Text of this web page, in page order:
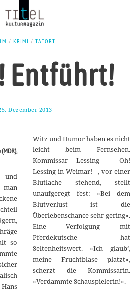
/ KRIMI / TATORT
Entführt!
Dezember 2013
b
a
r
2
0
1
4
man
so
Witz und Humor haben es nicht
leicht beim Fernsehen.
Kommissar Lessing – Oh!
Lessing in Weimar! –, vor einer
Blutlache stehend, stellt
unaufgeregt fest: »Bei dem
Blutverlust ist die
Überlebenschance sehr gering«.
Eine Verfolgung mit
Pferdekutsche hat
Seltenheitswert. »Ich glaub‘,
meine Fruchtblase platzt«,
scherzt die Kommissarin.
»Verdammte Schauspielerin!«.